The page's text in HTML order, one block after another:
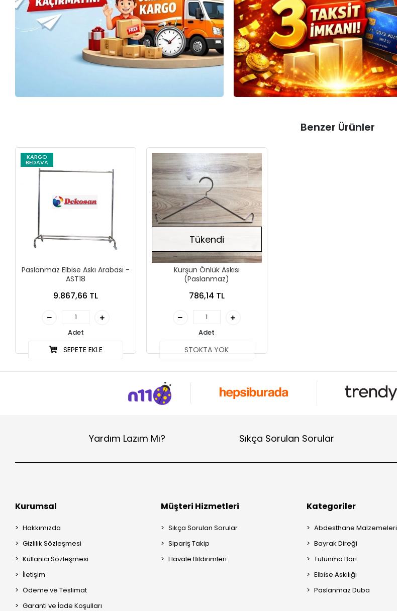
Benzer Ürünler
KARGO
BEDAVA
Paslanmaz Elbise Askı Arabası -
AST18
9.867,66 TL
Adet
SEPETE EKLE
Tükendi
Kurşun Önlük Askısı
(Paslanmaz)
786,14 TL
Adet
STOKTA YOK
Yardım Lazım Mı? Sıkça Sorulan Sorular
Kurumsal
Hakkımızda
Gizlilik Sözleşmesi
Kullanıcı Sözleşmesi
İletişim
Ödeme ve Teslimat
Garanti ve İade Koşulları
Müşteri Hizmetleri
Sıkça Sorulan Sorular
Sipariş Takip
Havale Bildirimleri
Kategoriler
Abdesthane Malzemeleri
Bayrak Direği
Tutunma Barı
Elbise Askılığı
Paslanmaz Duba